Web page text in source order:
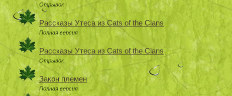
Отрывок
Рассказы Утеса из Cats of the Clans
Полная версия
Рассказы Утеса из Cats of the Clans
Отрывок
Закон племен
Полная версия